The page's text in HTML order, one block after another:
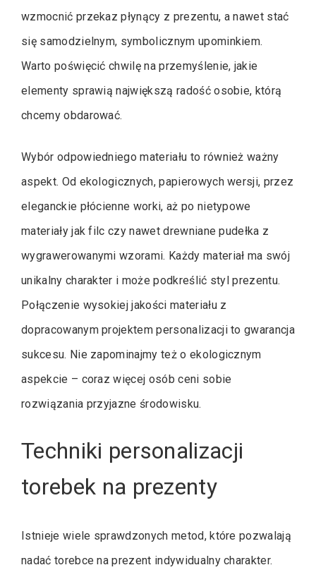
wzmocnić przekaz płynący z prezentu, a nawet stać
się samodzielnym, symbolicznym upominkiem.
Warto poświęcić chwilę na przemyślenie, jakie
elementy sprawią największą radość osobie, którą
chcemy obdarować.
Wybór odpowiedniego materiału to również ważny
aspekt. Od ekologicznych, papierowych wersji, przez
eleganckie płócienne worki, aż po nietypowe
materiały jak filc czy nawet drewniane pudełka z
wygrawerowanymi wzorami. Każdy materiał ma swój
unikalny charakter i może podkreślić styl prezentu.
Połączenie wysokiej jakości materiału z
dopracowanym projektem personalizacji to gwarancja
sukcesu. Nie zapominajmy też o ekologicznym
aspekcie – coraz więcej osób ceni sobie
rozwiązania przyjazne środowisku.
Techniki personalizacji
torebek na prezenty
Istnieje wiele sprawdzonych metod, które pozwalają
nadać torebce na prezent indywidualny charakter.